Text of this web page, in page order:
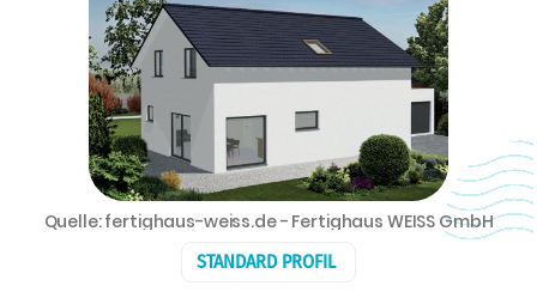
STANDARD PROFIL
Quelle: fertighaus-weiss.de - Fertighaus WEISS GmbH